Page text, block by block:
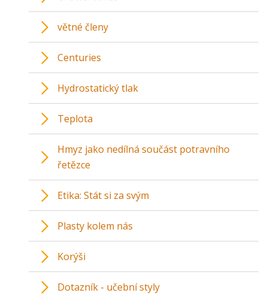
větné členy
Centuries
Hydrostatický tlak
Teplota
Hmyz jako nedílná součást potravního
řetězce
Etika: Stát si za svým
Plasty kolem nás
Korýši
Dotazník - učební styly